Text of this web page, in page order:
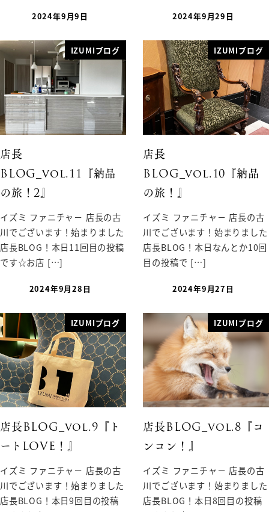
2024年9月9日 2024年9月29日
IZUMIブログ
店長
BLOG_vol.11『納品
の旅！2』
イズミ ファニチャ－ 店長の古
川でございます！始まりました
店長BLOG！本日11回目の投稿
です☆お店 […]
2024年9月28日
IZUMIブログ
店長
BLOG_vol.10『納品
の旅！』
イズミ ファニチャ－ 店長の古
川でございます！始まりました
店長BLOG！本日なんとか10回
目の投稿で […]
2024年9月27日
IZUMIブログ
店長BLOG_vol.9『ト
ートLOVE！』
イズミ ファニチャ－ 店長の古
川でございます！始まりました
店長BLOG！本日9回目の投稿
IZUMIブログ
店長BLOG_vol.8『コ
ンコン！』
イズミ ファニチャ－ 店長の古
川でございます！始まりました
店長BLOG！本日8回目の投稿